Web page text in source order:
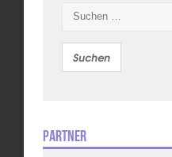
nach:
Partner